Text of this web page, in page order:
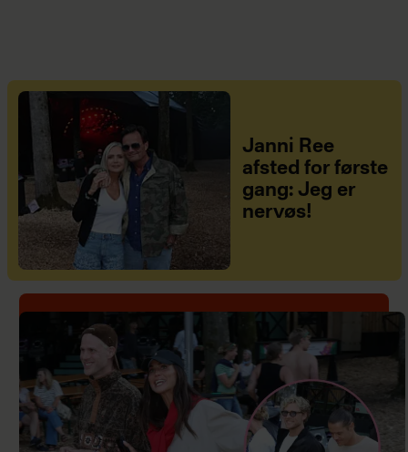
Janni Ree
afsted for første
gang: Jeg er
nervøs!